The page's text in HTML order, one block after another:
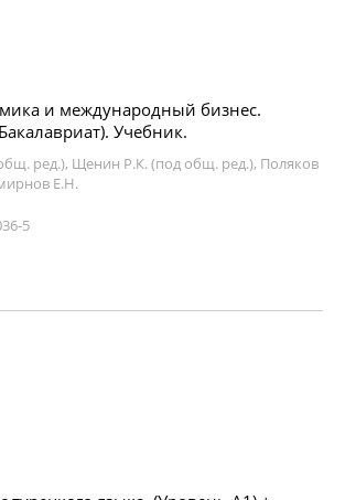
и международный бизнес.
Учебник.
ред.), Щенин Р.К. (под общ. ред.), Поляков
Е.Н.
5